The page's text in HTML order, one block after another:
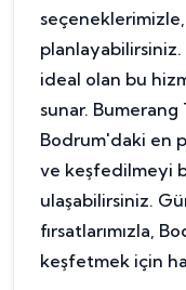
planlayabilirsiniz.
ideal olan bu
sunar.
Bodrum'daki en
ve keşfedilmeyi
ulaşabilirsiniz.
fırsatlarımızla,
keşfetmek için